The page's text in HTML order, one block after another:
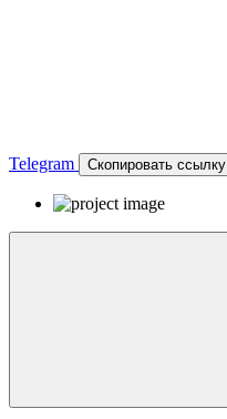
Telegram
Скопировать ссылку